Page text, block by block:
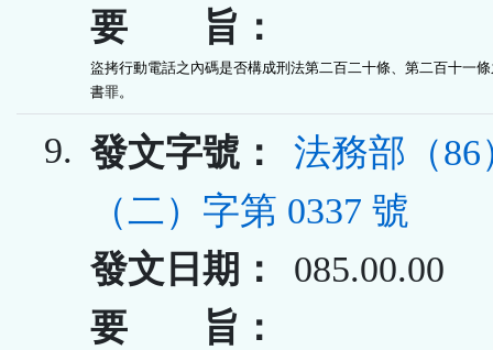
要 旨：
盜拷行動電話之內碼是否構成刑法第二百二十條、第二百十一
書罪。
9. 發文字號：
法務部（86
（二）字第 0337 號
發文日期：
085.00.00
要 旨：